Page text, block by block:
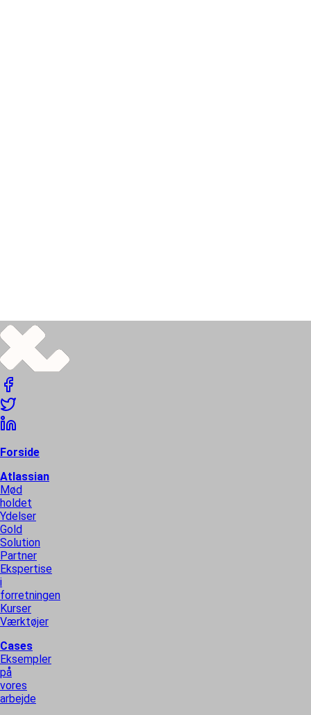
Forside
Atlassian
Mød
holdet
Ydelser
Gold
Solution
Partner
Ekspertise
i
forretningen
Kurser
Værktøjer
Cases
Eksempler
på
vores
arbejde